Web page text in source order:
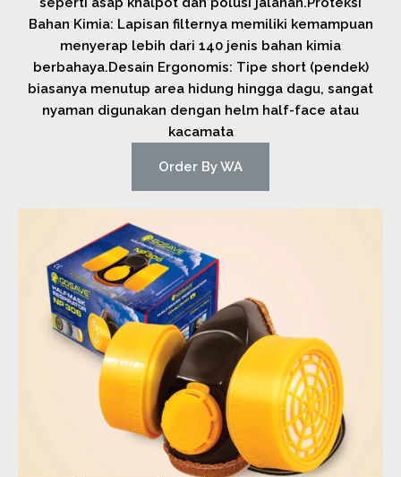
Bahan Kimia: Lapisan filternya memiliki kemampuan
menyerap lebih dari 140 jenis bahan kimia
berbahaya.Desain Ergonomis: Tipe short (pendek)
biasanya menutup area hidung hingga dagu, sangat
nyaman digunakan dengan helm half-face atau
kacamata
Order By WA